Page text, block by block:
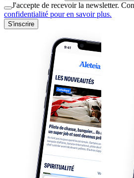
J'accepte de recevoir la newsletter.
confidentialité pour en savoir plus.
S'inscrire